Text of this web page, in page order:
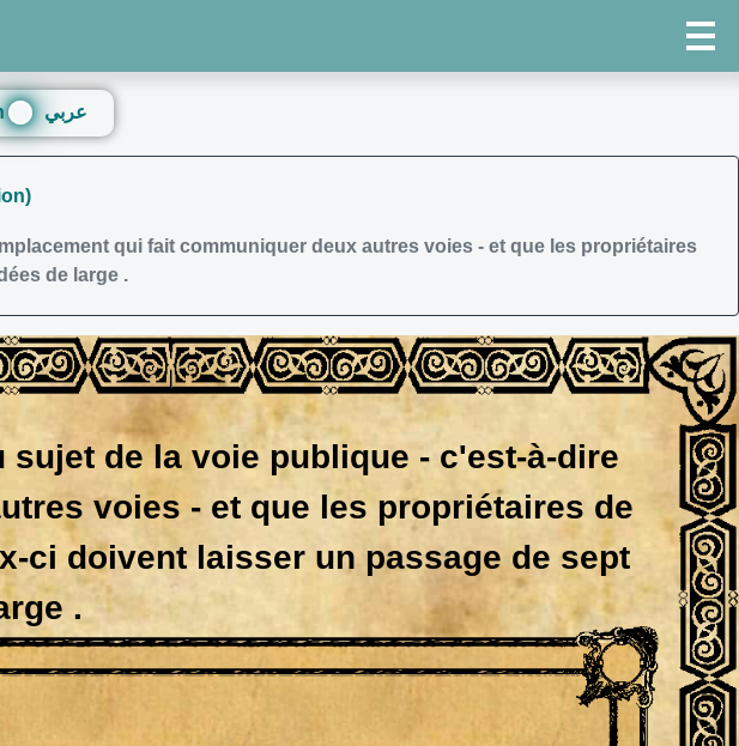
عربي
qui fait communiquer deux autres voies - et que les propriétaires
de large .
sujet de la voie publique - c'est-à-dire
voies - et que les propriétaires de
ci doivent laisser un passage de sept
.